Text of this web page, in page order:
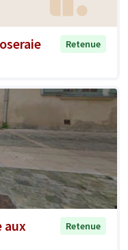
Retenue
aux
Retenue